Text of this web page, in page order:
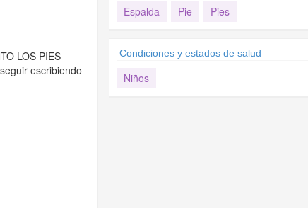
LOS PIES
escribiendo
Espalda Pie Pies
Condiciones y estados de salud
Niños